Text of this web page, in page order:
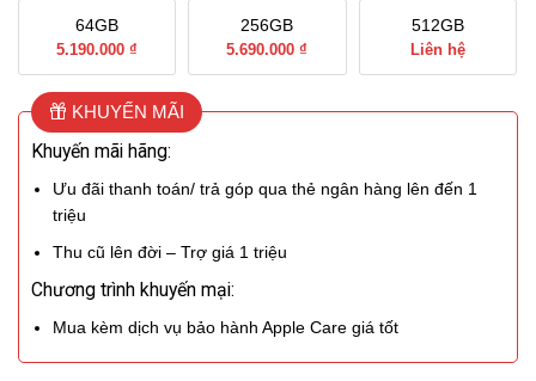
64GB
5.190.000 ₫
256GB
5.690.000 ₫
512GB
Liên hệ
KHUYẾN MÃI
Khuyến mãi hãng:
Ưu đãi thanh toán/ trả góp qua thẻ ngân hàng lên đến 1
triệu
Thu cũ lên đời – Trợ giá 1 triệu
Chương trình khuyến mại:
Mua kèm dịch vụ bảo hành Apple Care giá tốt